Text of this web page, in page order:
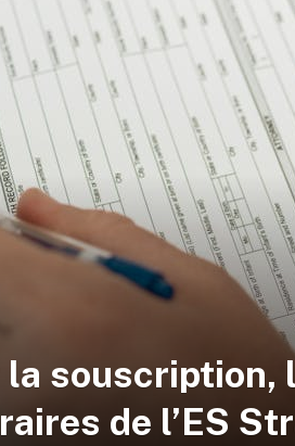
souscription,
de l’ES